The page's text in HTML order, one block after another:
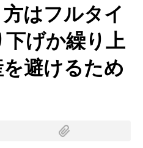
はフルタイ
げか繰り上
避けるため